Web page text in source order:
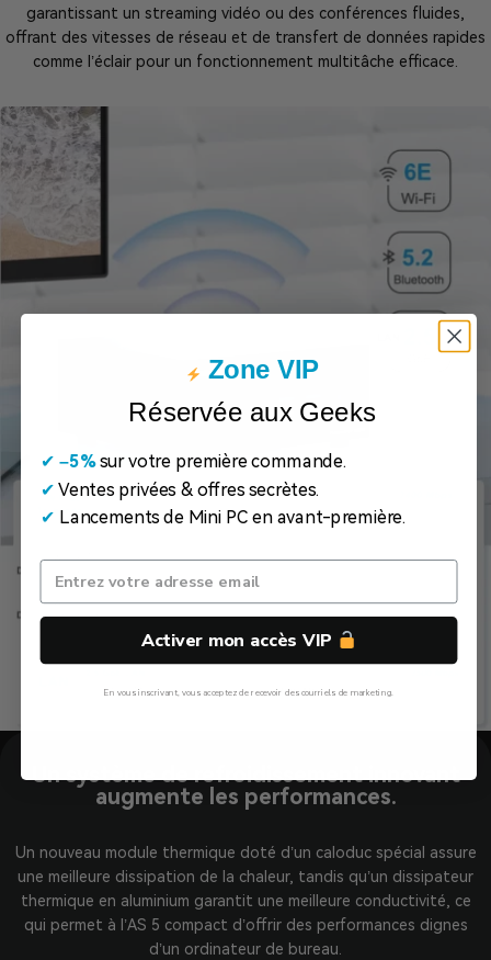
garantissant un streaming vidéo ou des conférences fluides,
offrant des vitesses de réseau et de transfert de données rapides
comme l’éclair pour un fonctionnement multitâche efficace.
Un système de refroidissement innovant
augmente les performances.
Un nouveau module thermique doté d’un caloduc spécial assure
une meilleure dissipation de la chaleur, tandis qu’un dissipateur
thermique en aluminium garantit une meilleure conductivité, ce
qui permet à l’AS 5 compact d’offrir des performances dignes
d’un ordinateur de bureau.
Zone VIP
Réservée aux Geeks
✔ –5%sur votre première commande.
✔ Ventes privées & offres secrètes.
✔ Lancements de Mini PC en avant-première.
Activer mon accès VIP
En vous inscrivant, vous acceptez de recevoir des courriels de marketing.